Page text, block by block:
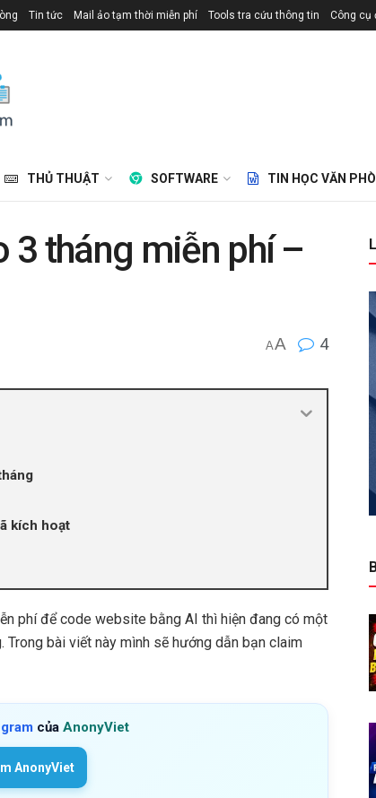
Tin tức Mail ảo tạm thời miễn phí Tools tra cứu thông tin Công cụ
THỦ THUẬT SOFTWARE TIN HỌC VĂN
3 tháng miễn phí –
AA 4
kích hoạt
phí để code website bằng AI thì hiện đang có một
bài viết này mình sẽ hướng dẫn bạn claim
của AnonyViet
AnonyViet